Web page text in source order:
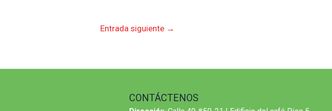
Entrada siguiente →
CONTÁCTENOS